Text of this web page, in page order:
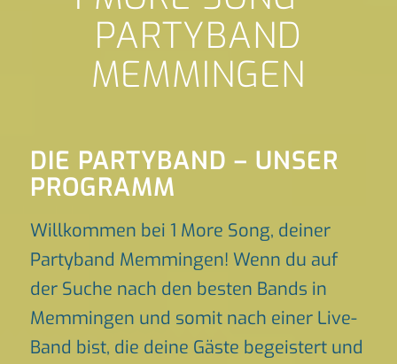
PARTYBAND
MEMMINGEN
DIE PARTYBAND – UNSER
PROGRAMM
Willkommen bei 1 More Song, deiner
Partyband Memmingen! Wenn du auf
der Suche nach den besten Bands in
Memmingen und somit nach einer Live-
Band bist, die deine Gäste begeistert und